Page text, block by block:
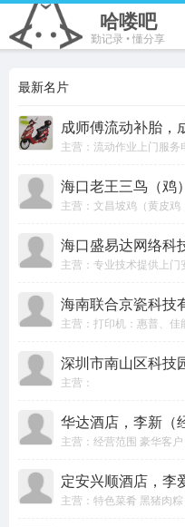
哈喽吧
勤记录 • 懂分享
最新名片
成师傅流动补胎，
海口老王三鸟（鸡
海口盛易达网络科
海南联合京瓷科技
深圳市南山区科技
主营：
华达酒店，李新（
定安兴顺酒店，李
主营：特色菜肴 黑猪肉